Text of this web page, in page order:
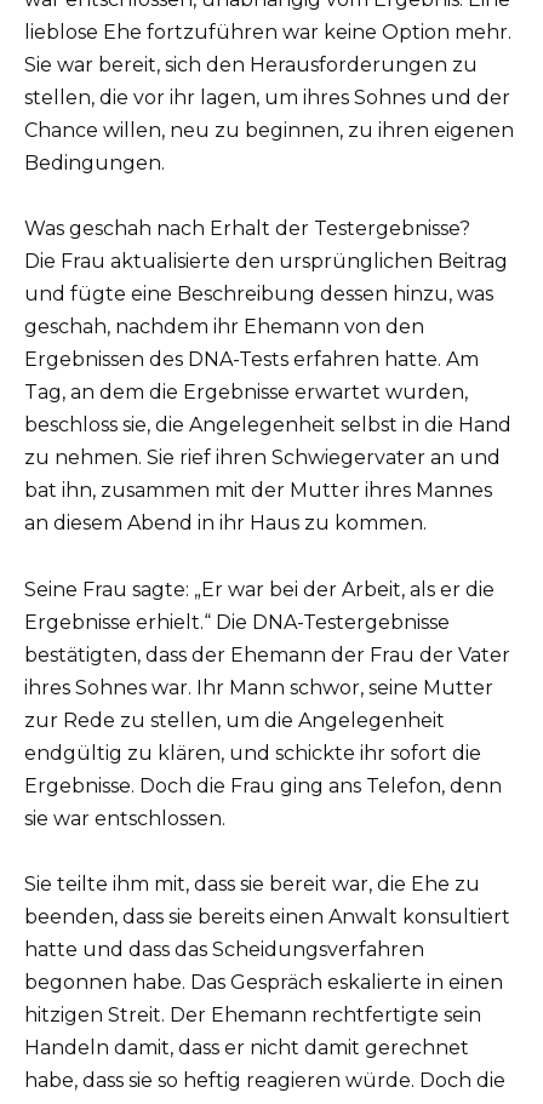
lieblose Ehe fortzuführen war keine Option mehr.
Sie war bereit, sich den Herausforderungen zu
stellen, die vor ihr lagen, um ihres Sohnes und der
Chance willen, neu zu beginnen, zu ihren eigenen
Bedingungen.
Was geschah nach Erhalt der Testergebnisse?
Die Frau aktualisierte den ursprünglichen Beitrag
und fügte eine Beschreibung dessen hinzu, was
geschah, nachdem ihr Ehemann von den
Ergebnissen des DNA-Tests erfahren hatte. Am
Tag, an dem die Ergebnisse erwartet wurden,
beschloss sie, die Angelegenheit selbst in die Hand
zu nehmen. Sie rief ihren Schwiegervater an und
bat ihn, zusammen mit der Mutter ihres Mannes
an diesem Abend in ihr Haus zu kommen.
Seine Frau sagte: „Er war bei der Arbeit, als er die
Ergebnisse erhielt.“ Die DNA-Testergebnisse
bestätigten, dass der Ehemann der Frau der Vater
ihres Sohnes war. Ihr Mann schwor, seine Mutter
zur Rede zu stellen, um die Angelegenheit
endgültig zu klären, und schickte ihr sofort die
Ergebnisse. Doch die Frau ging ans Telefon, denn
sie war entschlossen.
Sie teilte ihm mit, dass sie bereit war, die Ehe zu
beenden, dass sie bereits einen Anwalt konsultiert
hatte und dass das Scheidungsverfahren
begonnen habe. Das Gespräch eskalierte in einen
hitzigen Streit. Der Ehemann rechtfertigte sein
Handeln damit, dass er nicht damit gerechnet
habe, dass sie so heftig reagieren würde. Doch die